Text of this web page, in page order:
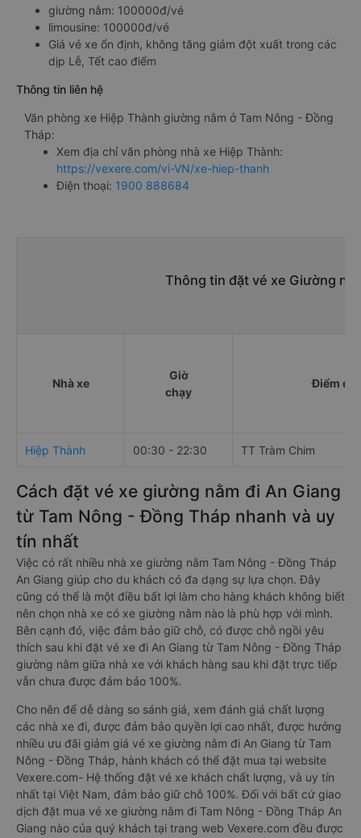
giường nằm: 100000đ/vé
limousine: 100000đ/vé
Giá vé xe ổn định, không tăng giảm đột xuất trong các
dịp Lễ, Tết cao điểm
Thông tin liên hệ
Văn phòng xe Hiệp Thành giường nằm ở Tam Nông - Đồng
Tháp:
Xem địa chỉ văn phòng nhà xe Hiệp Thành:
https://vexere.com/vi-VN/xe-hiep-thanh
Điện thoại: 1900 888684
Thông tin đặt vé xe Giường
Nhà xe
Giờ
chạy
Điểm đi
Hiệp Thành 00:30 - 22:30 TT Tràm Chim
Cách đặt vé xe giường nằm đi An Giang
từ Tam Nông - Đồng Tháp nhanh và uy
tín nhất
Việc có rất nhiều nhà xe giường nằm Tam Nông - Đồng Tháp
An Giang giúp cho du khách có đa dạng sự lựa chọn. Đây
cũng có thể là một điều bất lợi làm cho hàng khách không biết
nên chọn nhà xe có xe giường nằm nào là phù hợp với mình.
Bên cạnh đó, việc đảm bảo giữ chỗ, có được chỗ ngồi yêu
thích sau khi đặt vé xe đi An Giang từ Tam Nông - Đồng Tháp
giường nằm giữa nhà xe với khách hàng sau khi đặt trực tiếp
vẫn chưa được đảm bảo 100%.
Cho nên để dễ dàng so sánh giá, xem đánh giá chất lượng
các nhà xe đi, được đảm bảo quyền lợi cao nhất, được hưởng
nhiều ưu đãi giảm giá vé xe giường nằm đi An Giang từ Tam
Nông - Đồng Tháp, hành khách có thể đặt mua tại website
Vexere.com- Hệ thống đặt vé xe khách chất lượng, và uy tín
nhất tại Việt Nam, đảm bảo giữ chỗ 100%. Đối với bất cứ giao
dịch đặt mua vé xe giường nằm đi Tam Nông - Đồng Tháp An
Giang nào của quý khách tại trang web Vexere.com đều được